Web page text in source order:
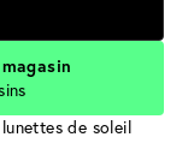
de soleil